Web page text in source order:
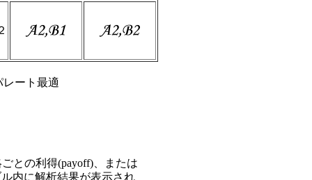
ート最適
との利得(payoff)、または
内に解析結果が表示され